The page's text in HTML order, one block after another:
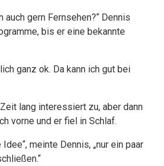
auch gern Fernsehen?“ Dennis
bis er eine bekannte
ganz ok. Da kann ich gut bei
lang interessiert zu, aber dann
vorne und er fiel in Schlaf.
meinte Dennis, „nur ein paar